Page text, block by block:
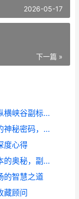
2026-05-17
下一篇 »
**王者荣耀关羽怎么玩，铁骑踏阵纵横峡谷副标题**
王者荣耀铭文功能介绍：微调战局的神秘密码，副标题：资深玩家带你解析属性搭配的胜负手
度心得
怎么玩王者体验服，抢先体验新版本的奥秘，副标题，资深玩家的前瞻战场指南
的智慧之道
藏顾问